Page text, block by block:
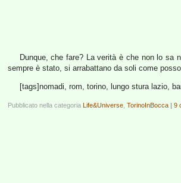
Dunque, che fare? La verità è che non lo sa
sempre è stato, si arrabattano da soli come
[tags]nomadi, rom, torino, lungo stura lazio,
Pubblicato nella categoria Life&Universe TorinoInBocca | 9